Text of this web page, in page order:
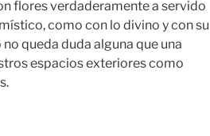
flores verdaderamente a servido
como con lo divino y con su
queda duda alguna que una
espacios exteriores como